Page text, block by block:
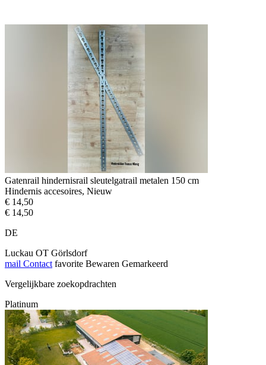
Gatenrail hindernisrail sleutelgatrail metalen 150 cm
Hindernis accesoires, Nieuw
€ 14,50
€ 14,50
DE
Luckau OT Görlsdorf
mail Contact favorite Bewaren Gemarkeerd
Vergelijkbare zoekopdrachten
Platinum